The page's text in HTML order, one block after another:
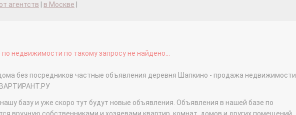
агентств в Москве
недвижимости по такому запросу не найдено...
без посредников частные объявления деревня Шапкино - продажа недвижимости
базу и уже скоро тут будут новые объявления. Объявления в нашей базе по